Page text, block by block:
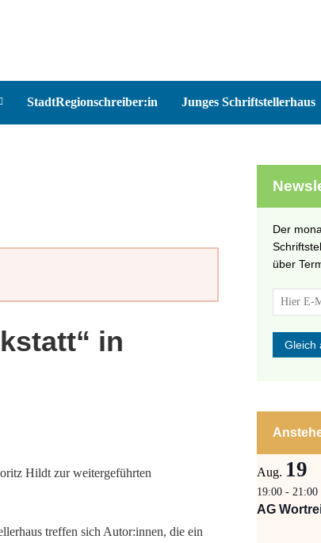
StadtRegionschreiber:in Junges Schriftstellerhaus
in
Hildt zur weitergeführten
treffen sich Autor:innen, die ein
Der
über
Aug. 19
19:00 - 21:00
AG